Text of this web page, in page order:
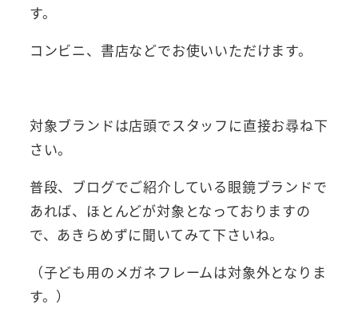
す。
コンビニ、書店などでお使いいただけます。
対象ブランドは店頭でスタッフに直接お尋ね下
さい。
普段、ブログでご紹介している眼鏡ブランドで
あれば、ほとんどが対象となっておりますの
で、あきらめずに聞いてみて下さいね。
（子ども用のメガネフレームは対象外となりま
す。）